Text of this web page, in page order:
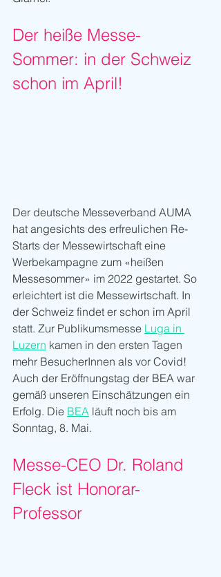
Der heiße Messe-
Sommer: in der Schweiz
schon im April!
Der deutsche Messeverband AUMA
hat angesichts des erfreulichen Re-
Starts der Messewirtschaft eine
Werbekampagne zum «heißen
Messesommer» im 2022 gestartet. So
erleichtert ist die Messewirtschaft. In
der Schweiz findet er schon im April
statt. Zur Publikumsmesse Luga in
Luzern kamen in den ersten Tagen
mehr BesucherInnen als vor Covid!
Auch der Eröffnungstag der BEA war
gemäß unseren Einschätzungen ein
Erfolg. Die BEA läuft noch bis am
Sonntag, 8. Mai.
Messe-CEO Dr. Roland
Fleck ist Honorar-
Professor